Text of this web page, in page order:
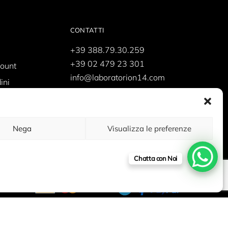
Nega Visualizza le preferenze
CONTATTI
+39 388.79.30.259
+39 02 479 23 301
info@laboratorion14.com
shop@laboratorion14.com
Chatta con Noi